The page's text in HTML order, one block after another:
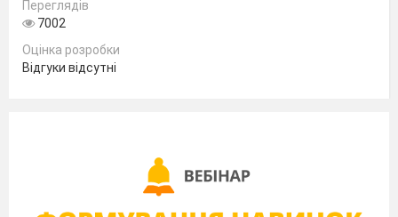
опишіть
Починайте зі слів: «Здрастуйте! Я — Наталя. Я
відчуваю...».
написане, зможе побачити у ньому щось
важливе, щось не помічене раніше, зможе
Переглядів
7002
Оцінка розробки
Відгуки відсутні